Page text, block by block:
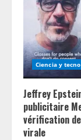
Ciencia y
Jeffrey
publicitaire
vérification
virale